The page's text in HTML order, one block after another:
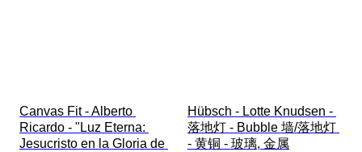
Canvas Fit - Alberto
Ricardo - "Luz Eterna:
Jesucristo en la Gloria de
Hübsch - Lotte Knudsen -
落地灯 - Bubble 墙/落地灯
- 黄铜 - 玻璃, 金属